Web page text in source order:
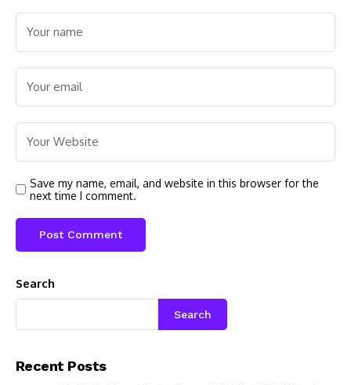
Save my name, email, and website in this browser for the
next time I comment.
Search
Search
Recent Posts